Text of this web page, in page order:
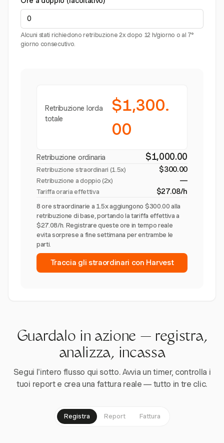
Alcuni stati richiedono retribuzione 2x dopo 12 h/giorno o al 7°
giorno consecutivo.
Retribuzione lorda
totale
$1,300.
00
Retribuzione ordinaria $1,000.00
Retribuzione straordinari (1.5x) $300.00
Retribuzione a doppio (2x) —
Tariffa oraria effettiva $27.08/h
8 ore straordinarie a 1.5x aggiungono $300.00 alla
retribuzione di base, portando la tariffa effettiva a
$27.08/h. Registrare queste ore in tempo reale
evita sorprese a fine settimana per entrambe le
parti.
Traccia gli straordinari con Harvest
Guardalo in azione — registra,
analizza, incassa
Segui l'intero flusso qui sotto. Avvia un timer, controlla i
tuoi report e crea una fattura reale — tutto in tre clic.
Registra Report Fattura